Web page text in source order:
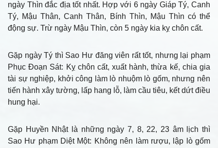
ngày Thìn đắc địa tốt nhất. Hợp với 6 ngày Giáp Tý, Canh
Tý, Mậu Thân, Canh Thân, Bính Thìn, Mậu Thìn có thể
động sự. Trừ ngày Mậu Thìn, còn 5 ngày kia kỵ chôn cất.
Gặp ngày Tý thì Sao Hư đăng viên rất tốt, nhưng lại phạm
Phục Đoạn Sát: Kỵ chôn cất, xuất hành, thừa kế, chia gia
tài sự nghiệp, khởi công làm lò nhuộm lò gốm, nhưng nên
tiến hành xây tường, lấp hang lỗ, làm cầu tiêu, kết dứt điều
hung hại.
Gặp Huyền Nhật là những ngày 7, 8, 22, 23 âm lịch thì
Sao Hư phạm Diệt Một: Không nên làm rượu, lập lò gốm